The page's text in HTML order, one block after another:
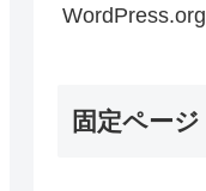
WordPress.org
固定ページ